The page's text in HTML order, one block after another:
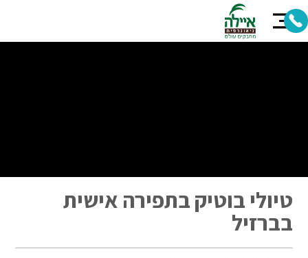
טיולי בוטיק בתפירה אישית
בברזיל